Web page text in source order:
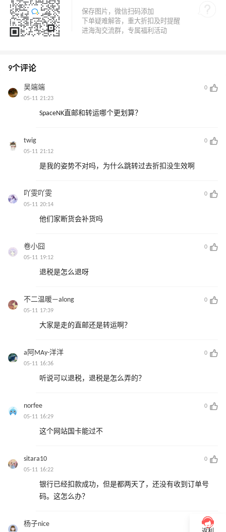
9个评论
吴端端
0
05-11 21:23
SpaceNK直邮和转运哪个更划算？
twig
0
05-11 21:12
是我的姿势不对吗，为什么跳转过去折扣没生效啊
吖雯吖雯
0
05-11 20:14
他们家断货会补货吗
卷小囧
0
05-11 19:12
退税是怎么退呀
不二温暖—along
0
05-11 17:39
大家是走的直邮还是转运啊？
a阿MAy-洋洋
0
05-11 16:36
听说可以退税，退税是怎么弄的？
norfee
0
05-11 16:29
这个网站国卡能过不
sitara10
0
05-11 16:22
银行已经扣款成功，但是都两天了，还没有收到订单号
码。这怎么办？
杨子nice
0